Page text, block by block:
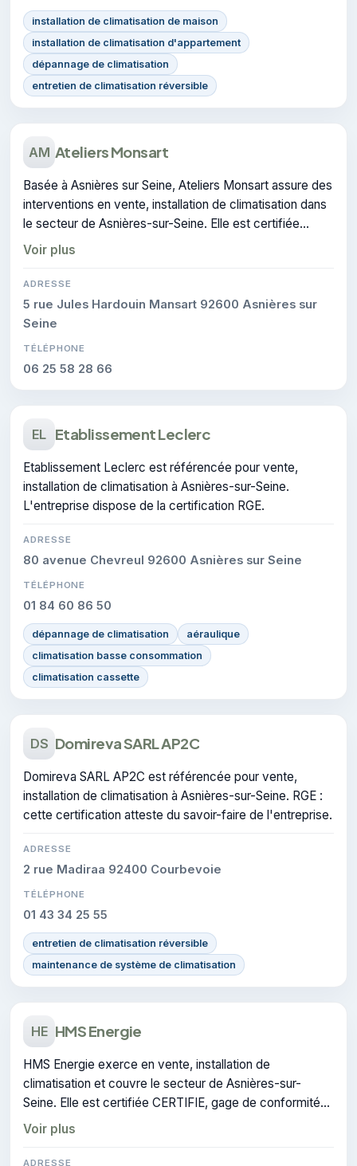
installation de climatisation de maison
installation de climatisation d'appartement
dépannage de climatisation
entretien de climatisation réversible
AM Ateliers Monsart
Basée à Asnières sur Seine, Ateliers Monsart assure des
interventions en vente, installation de climatisation dans
le secteur de Asnières-sur-Seine. Elle est certifiée
CERTIFIE, gage de conformité sur les interventions
réalisées.
Voir plus
ADRESSE
5 rue Jules Hardouin Mansart 92600 Asnières sur
Seine
TÉLÉPHONE
06 25 58 28 66
EL Etablissement Leclerc
Etablissement Leclerc est référencée pour vente,
installation de climatisation à Asnières-sur-Seine.
L'entreprise dispose de la certification RGE.
ADRESSE
80 avenue Chevreul 92600 Asnières sur Seine
TÉLÉPHONE
01 84 60 86 50
dépannage de climatisation
aéraulique
climatisation basse consommation
climatisation cassette
DS Domireva SARL AP2C
Domireva SARL AP2C est référencée pour vente,
installation de climatisation à Asnières-sur-Seine. RGE :
cette certification atteste du savoir-faire de l'entreprise.
ADRESSE
2 rue Madiraa 92400 Courbevoie
TÉLÉPHONE
01 43 34 25 55
entretien de climatisation réversible
maintenance de système de climatisation
HE HMS Energie
HMS Energie exerce en vente, installation de
climatisation et couvre le secteur de Asnières-sur-
Seine. Elle est certifiée CERTIFIE, gage de conformité
sur les interventions réalisées.
Voir plus
ADRESSE